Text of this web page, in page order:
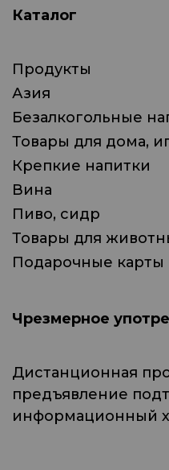
Каталог
Продукты
Азия
Безалкогольные
Товары для дома,
Крепкие напитки
Вина
Пиво, сидр
Товары для
Подарочные карты
Чрезмерное
Дистанционная
предъявление
информационный